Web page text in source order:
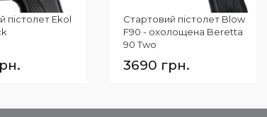
пістолет Ekol
Стартовий пістолет Blow
F90 - охолощена Beretta
90 Two
3690 грн.